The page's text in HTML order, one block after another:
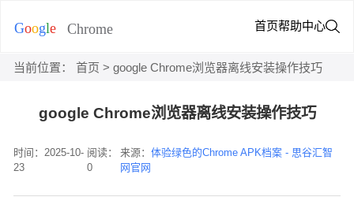
首页帮助中心
当前位置： 首页 > google Chrome浏览器离线安装操作技巧
google Chrome浏览器离线安装操作技巧
时间：2025-10-
23
阅读：
0
来源：体验绿色的Chrome APK档案 - 思谷汇智
网官网